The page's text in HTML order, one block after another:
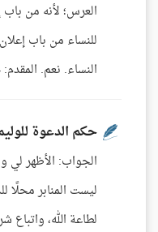
العرس؛ لأنه من
للنساء من باب
النساء. نعم.
حكم الدعوة
الجواب: الأظهر لي
ليست المنابر محلًا
لطاعة الله، واتباع